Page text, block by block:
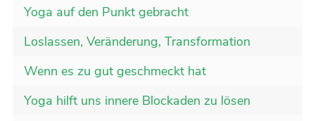
Yoga auf den Punkt gebracht
Loslassen, Veränderung, Transformation
Wenn es zu gut geschmeckt hat
Yoga hilft uns innere Blockaden zu lösen